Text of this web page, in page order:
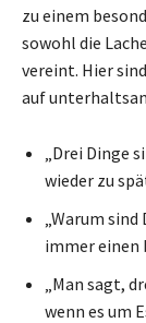
zu einem
sowohl die
vereint. Hier
auf
„Drei Dinge
wieder zu
„Warum
immer einen
„Man sagt,
wenn es um